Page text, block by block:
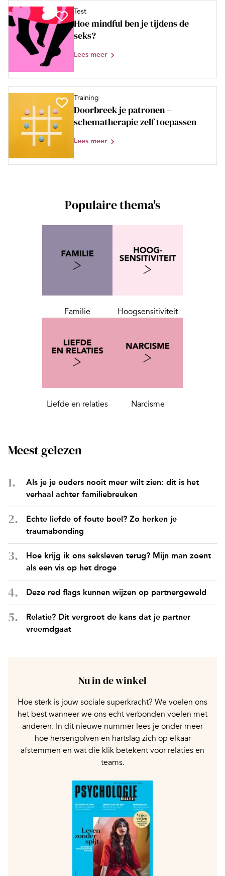
Test
Hoe mindful ben je tijdens de
seks?
Lees meer
Training
Doorbreek je patronen –
schematherapie zelf toepassen
Lees meer
Populaire thema's
Familie Hoogsensitiviteit
Liefde en relaties Narcisme
Meest gelezen
Als je je ouders nooit meer wilt zien: dit is het
verhaal achter familiebreuken
Echte liefde of foute boel? Zo herken je
traumabonding
Hoe krijg ik ons seksleven terug? Mijn man zoent
als een vis op het droge
Deze red flags kunnen wijzen op partnergeweld
Relatie? Dit vergroot de kans dat je partner
vreemdgaat
Nu in de winkel
Hoe sterk is jouw sociale superkracht? We voelen ons
het best wanneer we ons echt verbonden voelen met
anderen. In dit nieuwe nummer lees je onder meer
hoe hersengolven en hartslag zich op elkaar
afstemmen en wat die klik betekent voor relaties en
teams.